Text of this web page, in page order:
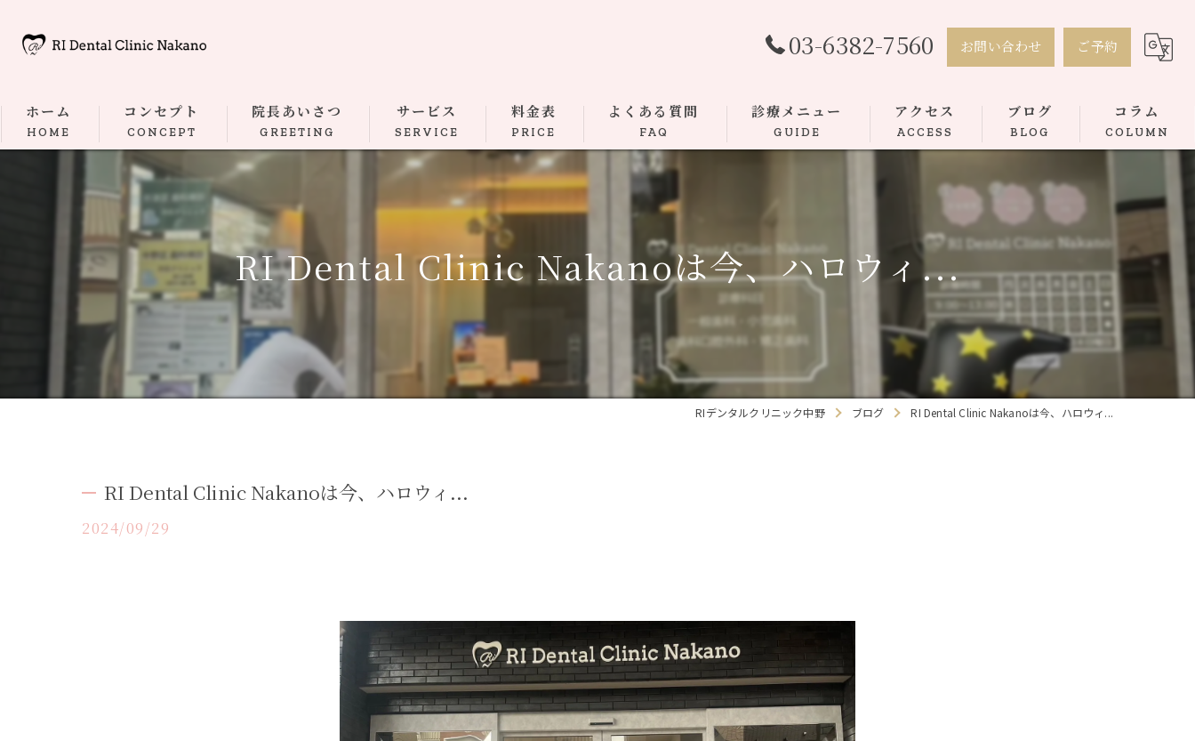
03-6382-7560 お問い合わせ ご予約
ホーム
HOME
コンセプト
CONCEPT
院長あいさつ
GREETING
サービス
SERVICE
料金表
PRICE
よくある質問
FAQ
診療メニュー
GUIDE
歯周病
ダイレクトボンディング
小児歯科
いびき
噛み合わせ
スポーツマウスガード
アクセス
ACCESS
ブログ
BLOG
コラム
COLUMN
RI Dental Clinic Nakanoは今、ハロウィ...
RIデンタルクリニック中野 ブログ RI Dental Clinic Nakanoは今、ハロウィ...
RI Dental Clinic Nakanoは今、ハロウィ...
2024/09/29